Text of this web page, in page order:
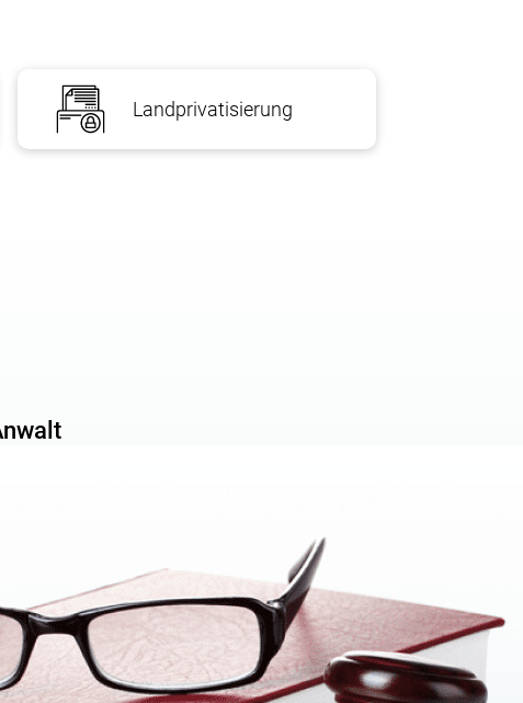
einen Vertrag über die Entwicklung der technischen
in Charkiw landbauliche Unterlagen über das
der CSU an;
gebracht;
von Charkiw (oder einen Notar), das Eigentum an dem Grundstück
Landprivatisierung